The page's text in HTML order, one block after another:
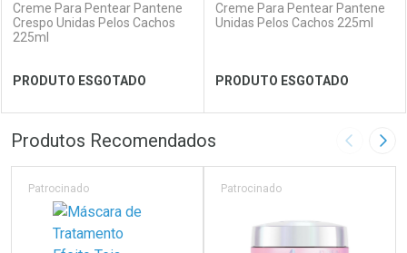
Creme Para Pentear Pantene
Crespo Unidas Pelos Cachos
225ml
PRODUTO ESGOTADO
FECHAR
Laboratório
FECHAR
Por Menos
Creme Para Pentear Pantene
Unidas Pelos Cachos 225ml
PRODUTO ESGOTADO
Laboratório
Por Menos
Produtos Recomendados Imagem
Patrocinado Patrocinado